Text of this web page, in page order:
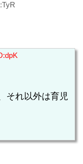
それ以外は育児